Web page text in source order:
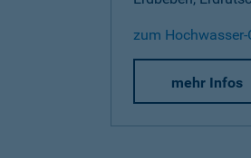
zum Hochwasser-
mehr Infos